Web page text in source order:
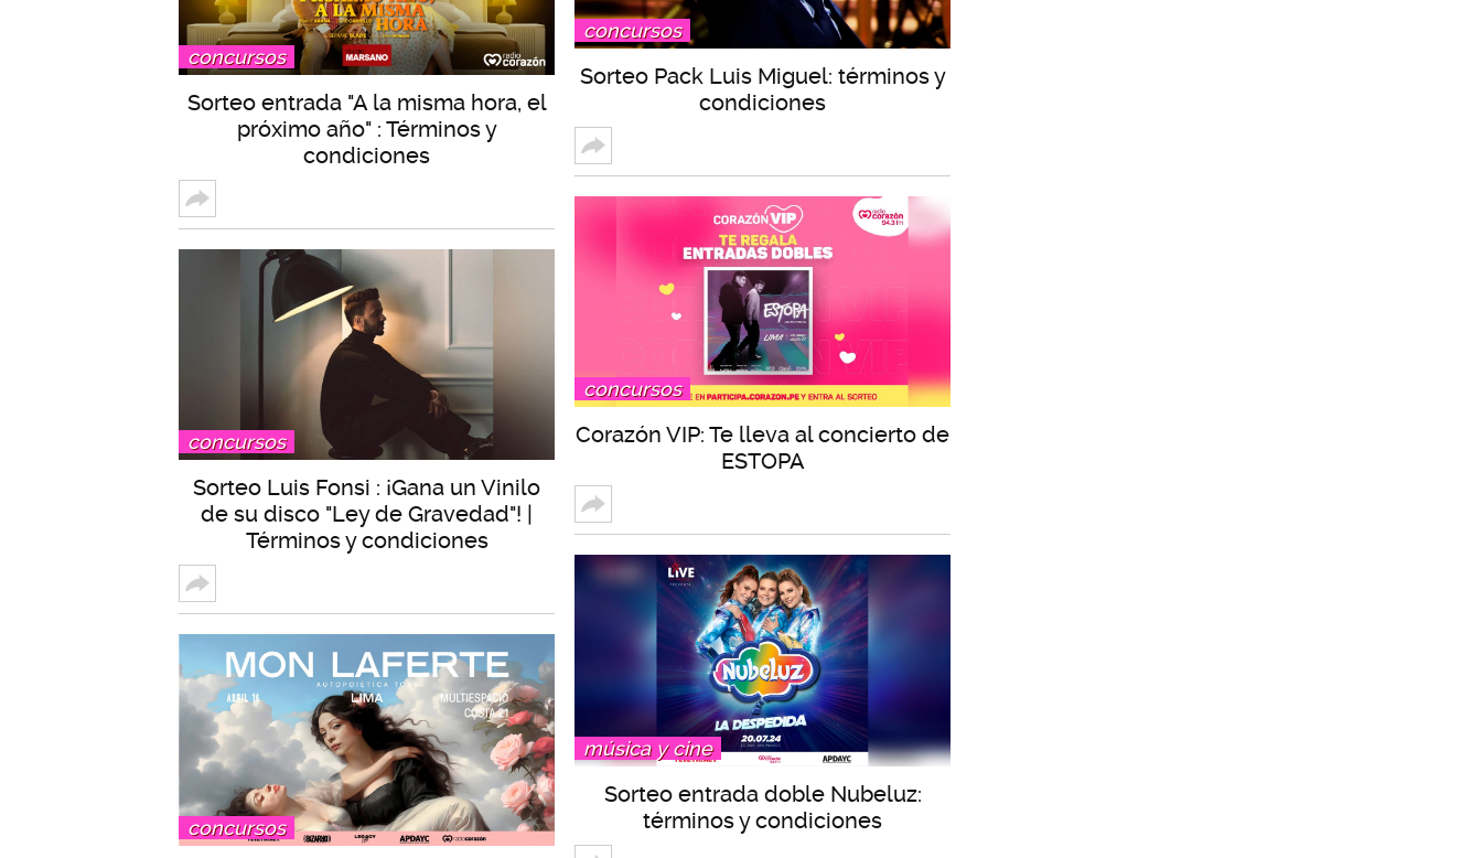
concursos
Sorteo entrada "A la misma hora, el
próximo año" : Términos y
condiciones
concursos
Sorteo Luis Fonsi : ¡Gana un Vinilo
de su disco "Ley de Gravedad"! |
Términos y condiciones
concursos
concursos
Sorteo Pack Luis Miguel: términos y
condiciones
concursos
Corazón VIP: Te lleva al concierto de
ESTOPA
música y cine
Sorteo entrada doble Nubeluz:
términos y condiciones